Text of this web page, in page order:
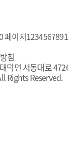
123456789
침
덕면 서동대로
Rights Reserved.